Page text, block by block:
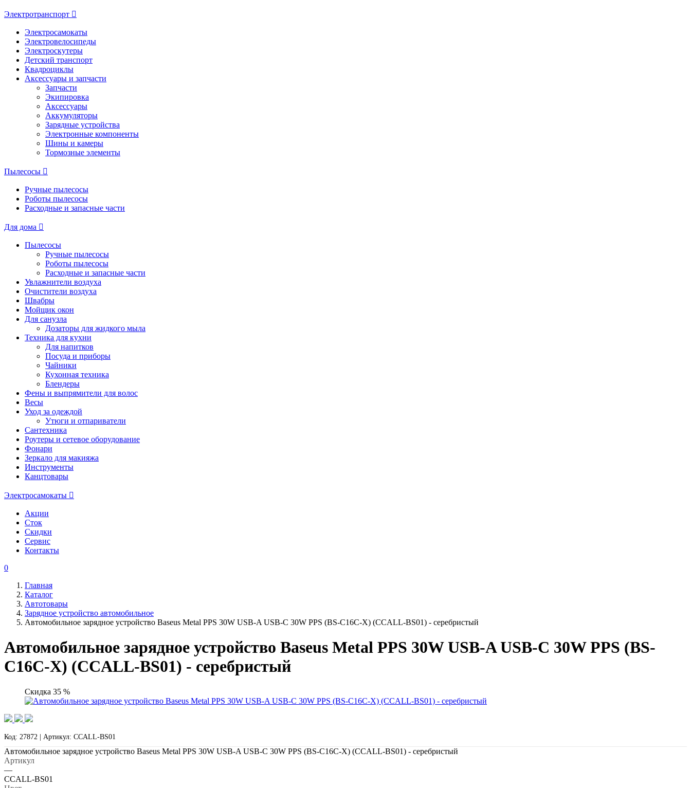
Электротранспорт
Электросамокаты
Электровелосипеды
Электроскутеры
Детский транспорт
Квадроциклы
Аксессуары и запчасти
Запчасти
Экипировка
Аксессуары
Аккумуляторы
Зарядные устройства
Электронные компоненты
Шины и камеры
Тормозные элементы
Пылесосы
Ручные пылесосы
Роботы пылесосы
Расходные и запасные части
Для дома
Пылесосы
Ручные пылесосы
Роботы пылесосы
Расходные и запасные части
Увлажнители воздуха
Очистители воздуха
Швабры
Мойщик окон
Для санузла
Дозаторы для жидкого мыла
Техника для кухни
Для напитков
Посуда и приборы
Чайники
Кухонная техника
Блендеры
Фены и выпрямители для волос
Весы
Уход за одеждой
Утюги и отпариватели
Сантехника
Роутеры и сетевое оборудование
Фонари
Зеркало для макияжа
Инструменты
Канцтовары
Электросамокаты
Акции
Сток
Скидки
Сервис
Контакты
0
Главная
Каталог
Автотовары
Зарядное устройство автомобильное
Автомобильное зарядное устройство Baseus Metal PPS 30W USB-A USB-C 30W PPS (BS-C16C-X) (CCALL-BS01) - серебристый
Автомобильное зарядное устройство Baseus Metal PPS 30W USB-A USB-C 30W PPS (BS-
C16C-X) (CCALL-BS01) - серебристый
Скидка 35 %
Код: 27872 | Артикул: CCALL-BS01
Автомобильное зарядное устройство Baseus Metal PPS 30W USB-A USB-C 30W PPS (BS-C16C-X) (CCALL-BS01) - серебристый
Артикул
—
CCALL-BS01